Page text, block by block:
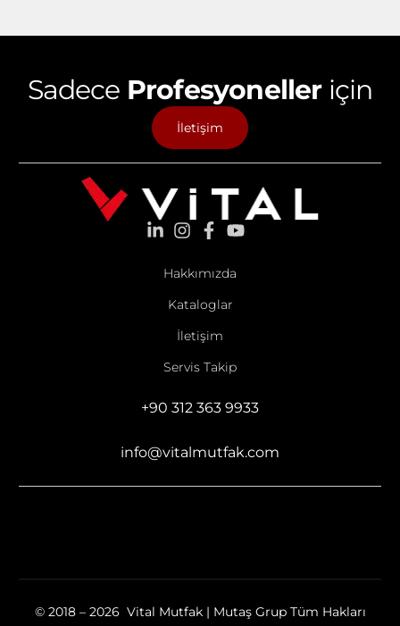
Sadece Profesyonelleriçin
İletişim
Hakkımızda
Kataloglar
İletişim
Servis Takip
+90 312 363 9933
info@vitalmutfak.com
© 2018 – 2026 Vital Mutfak | Mutaş Grup Tüm Hakları